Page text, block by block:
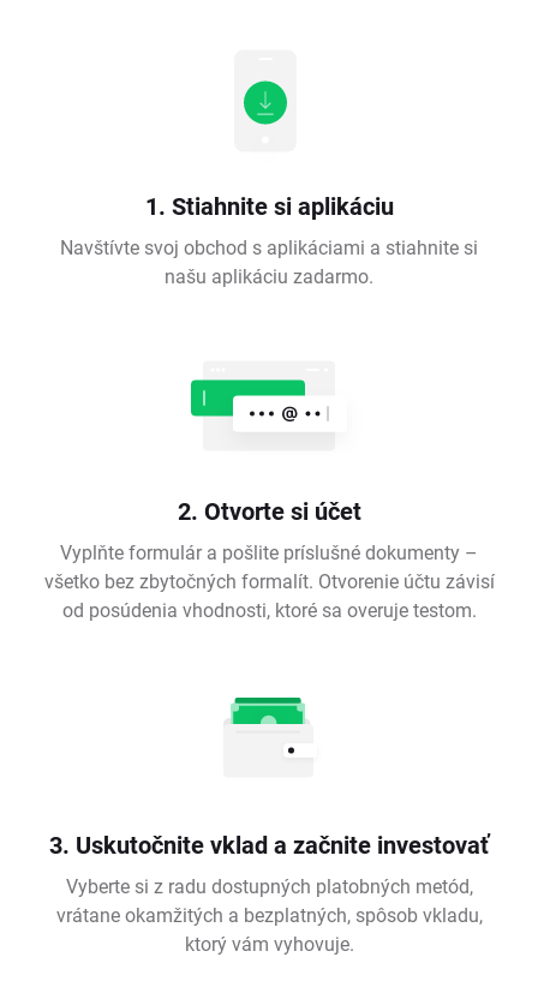
1. Stiahnite si aplikáciu
Navštívte svoj obchod s aplikáciami a stiahnite si
našu aplikáciu zadarmo.
2. Otvorte si účet
Vyplňte formulár a pošlite príslušné dokumenty –
všetko bez zbytočných formalít. Otvorenie účtu závisí
od posúdenia vhodnosti, ktoré sa overuje testom.
3. Uskutočnite vklad a začnite investovať
Vyberte si z radu dostupných platobných metód,
vrátane okamžitých a bezplatných, spôsob vkladu,
ktorý vám vyhovuje.